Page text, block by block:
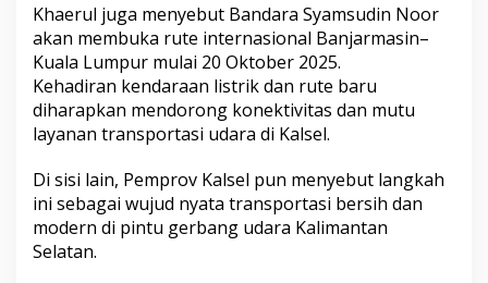
Khaerul juga menyebut Bandara Syamsudin Noor
akan membuka rute internasional Banjarmasin–
Kuala Lumpur mulai 20 Oktober 2025.
Kehadiran kendaraan listrik dan rute baru
diharapkan mendorong konektivitas dan mutu
layanan transportasi udara di Kalsel.
Di sisi lain, Pemprov Kalsel pun menyebut langkah
ini sebagai wujud nyata transportasi bersih dan
modern di pintu gerbang udara Kalimantan
Selatan.